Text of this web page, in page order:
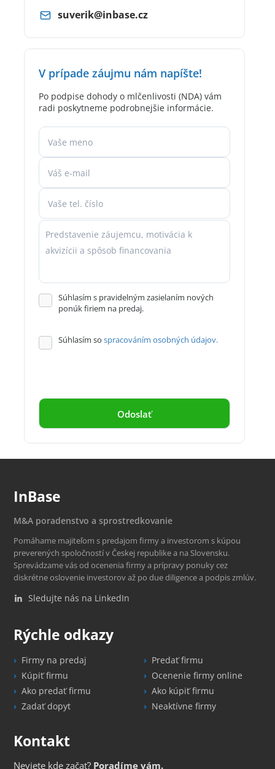
suverik@inbase.cz
V prípade záujmu nám napíšte!
Po podpise dohody o mlčenlivosti (NDA) vám
radi poskytneme podrobnejšie informácie.
Súhlasím s pravidelným zasielaním nových
ponúk firiem na predaj.
Súhlasím so spracováním osobných údajov.
InBase
M&A poradenstvo a sprostredkovanie
Pomáhame majiteľom s predajom firmy a investorom s kúpou
preverených spoločností v Českej republike a na Slovensku.
Sprevádzame vás od ocenenia firmy a prípravy ponuky cez
diskrétne oslovenie investorov až po due diligence a podpis zmlúv.
Sledujte nás na LinkedIn
Rýchle odkazy
Firmy na predaj
Predať firmu
Kúpiť firmu
Ocenenie firmy online
Ako predať firmu
Ako kúpiť firmu
Zadať dopyt
Neaktívne firmy
Kontakt
Neviete kde začať? Poradíme vám.